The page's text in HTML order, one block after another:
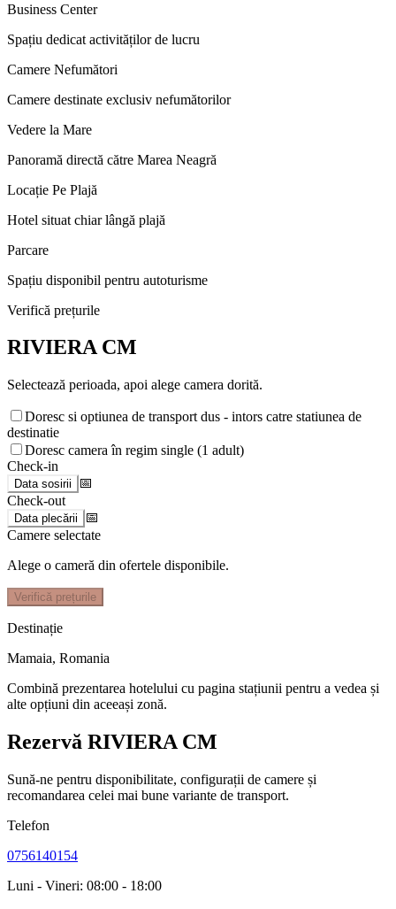
Business Center
Spațiu dedicat activităților de lucru
Camere Nefumători
Camere destinate exclusiv nefumătorilor
Vedere la Mare
Panoramă directă către Marea Neagră
Locație Pe Plajă
Hotel situat chiar lângă plajă
Parcare
Spațiu disponibil pentru autoturisme
Verifică prețurile
RIVIERA CM
Selectează perioada, apoi alege camera dorită.
Doresc si optiunea de transport dus - intors catre statiunea de
destinatie
Doresc camera în regim single (1 adult)
Check-in
Data sosirii
📅
Check-out
Data plecării
📅
Camere selectate
Alege o cameră din ofertele disponibile.
Verifică prețurile
Destinație
Mamaia, Romania
Combină prezentarea hotelului cu pagina stațiunii pentru a vedea și
alte opțiuni din aceeași zonă.
Rezervă RIVIERA CM
Sună-ne pentru disponibilitate, configurații de camere și
recomandarea celei mai bune variante de transport.
Telefon
0756140154
Luni - Vineri: 08:00 - 18:00